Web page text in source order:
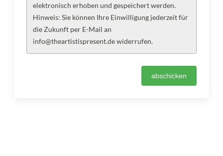
elektronisch erhoben und gespeichert werden.
Hinweis: Sie können Ihre Einwilligung jederzeit für
die Zukunft per E-Mail an
info@theartistispresent.de widerrufen.